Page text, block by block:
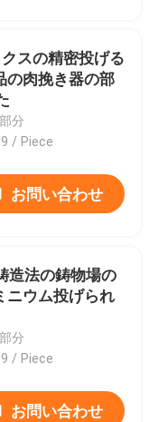
スの精密投げる
の肉挽き器の部
分
/ Piece
お問い合わせ
造法の鋳物場の
ニウム投げられ
分
/ Piece
お問い合わせ